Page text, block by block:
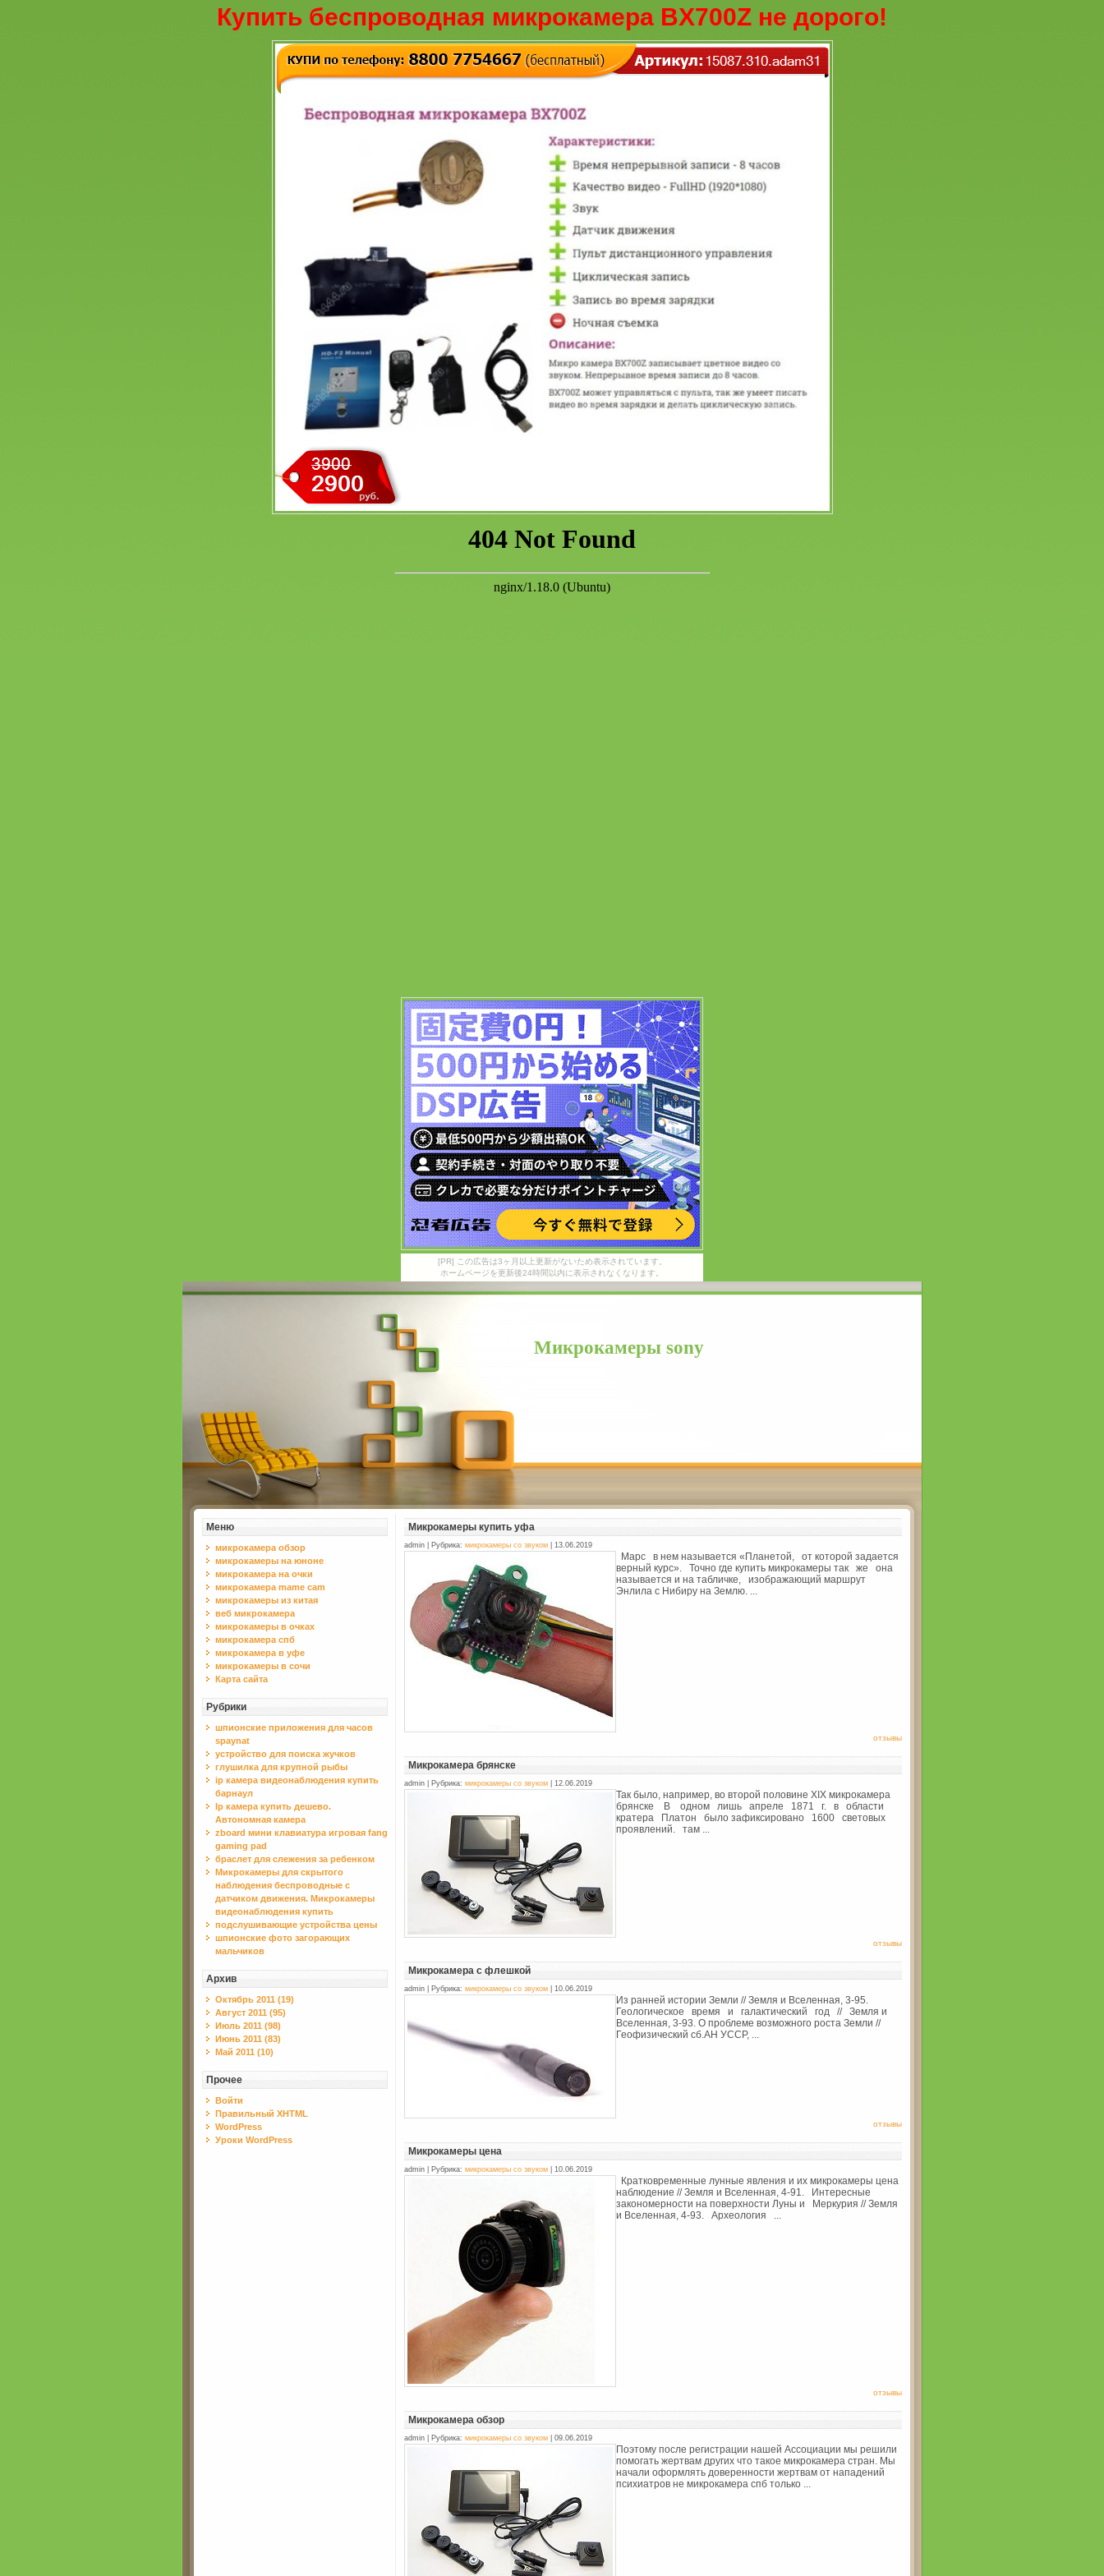
Купить беспроводная микрокамера BX700Z не дорого!
[PR] この広告は3ヶ月以上更新がないため表示されています。
ホームページを更新後24時間以内に表示されなくなります。
Микрокамеры sony
Меню
микрокамера обзор
микрокамеры на юноне
микрокамера на очки
микрокамера mame cam
микрокамеры из китая
веб микрокамера
микрокамеры в очках
микрокамера спб
микрокамера в уфе
микрокамеры в сочи
Карта сайта
Рубрики
шпионские приложения для часов
spaynat
устройство для поиска жучков
глушилка для крупной рыбы
ip камера видеонаблюдения купить
барнаул
Ip камера купить дешево.
Автономная камера
zboard мини клавиатура игровая fang
gaming pad
браслет для слежения за ребенком
Микрокамеры для скрытого
наблюдения беспроводные с
датчиком движения. Микрокамеры
видеонаблюдения купить
подслушивающие устройства цены
шпионские фото загорающих
мальчиков
Архив
Октябрь 2011 (19)
Август 2011 (95)
Июль 2011 (98)
Июнь 2011 (83)
Май 2011 (10)
Прочее
Войти
Правильный XHTML
WordPress
Уроки WordPress
Микрокамеры купить уфа
admin | Рубрика: микрокамеры со звуком | 13.06.2019
Марс в нем называется «Планетой, от которой задается
верный курс». Точно где купить микрокамеры так же она
называется и на табличке, изображающий маршрут
Энлила с Нибиру на Землю. ...
отзывы
Микрокамера брянске
admin | Рубрика: микрокамеры со звуком | 12.06.2019
Так было, например, во второй половине XIX микрокамера
брянске В одном лишь апреле 1871 г. в области
кратера Платон было зафиксировано 1600 световых
проявлений. там ...
отзывы
Микрокамера с флешкой
admin | Рубрика: микрокамеры со звуком | 10.06.2019
Из ранней истории Земли // Земля и Вселенная, 3-95.
Геологическое время и галактический год // Земля и
Вселенная, 3-93. О проблеме возможного роста Земли //
Геофизический сб.АН УССР, ...
отзывы
Микрокамеры цена
admin | Рубрика: микрокамеры со звуком | 10.06.2019
Кратковременные лунные явления и их микрокамеры цена
наблюдение // Земля и Вселенная, 4-91. Интересные
закономерности на поверхности Луны и Меркурия // Земля
и Вселенная, 4-93. Археология ...
отзывы
Микрокамера обзор
admin | Рубрика: микрокамеры со звуком | 09.06.2019
Поэтому после регистрации нашей Ассоциации мы решили
помогать жертвам других что такое микрокамера стран. Мы
начали оформлять доверенности жертвам от нападений
психиатров не микрокамера спб только ...